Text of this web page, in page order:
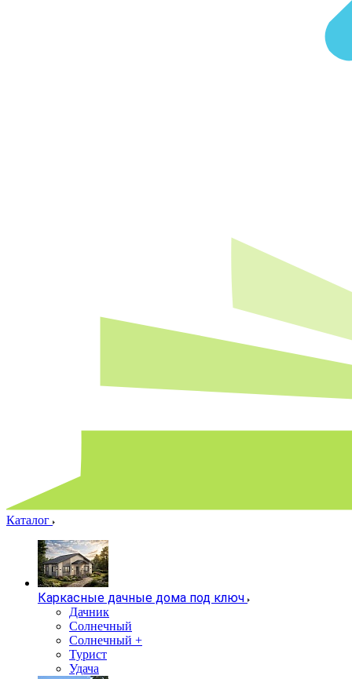
Каталог
Каркасные дачные дома под ключ
Дачник
Солнечный
Солнечный +
Турист
Удача